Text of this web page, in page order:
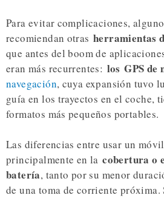
Para evitar complicaciones,
recomiendan otrasherramientas
que antes del boom de
eran más recurrentes: losGPS de
navegación, cuya expansión tuvo
guía en los trayectos en el coche,
formatos más pequeños portables.
Las diferencias entre usar un
principalmente en lacobertura o
batería, tanto por su menor
de una toma de corriente próxima.